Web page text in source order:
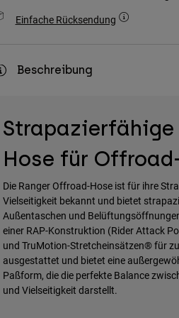
Einfache Rücksendung
Beschreibung
Hose für
Die Ranger Offroad-Hose ist für ihre
Vielseitigkeit bekannt und bietet
Außentaschen und
einer RAP-Konstruktion (Rider Attack
und TruMotion-Stretcheinsätzen® für
ausgestattet und bietet eine
Paßform, die die perfekte Balance
und Vielseitigkeit darstellt.